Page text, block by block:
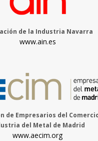
de la Industria Navarra
www.ain.es
de Empresarios del
del Metal de Madrid
www.aecim.org